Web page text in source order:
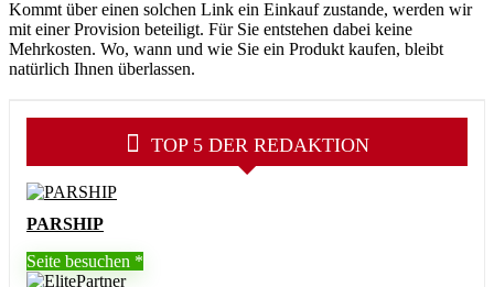
Kommt über einen solchen Link ein Einkauf zustande, werden wir
mit einer Provision beteiligt. Für Sie entstehen dabei keine
Mehrkosten. Wo, wann und wie Sie ein Produkt kaufen, bleibt
natürlich Ihnen überlassen.
TOP 5 DER REDAKTION
PARSHIP
Seite besuchen